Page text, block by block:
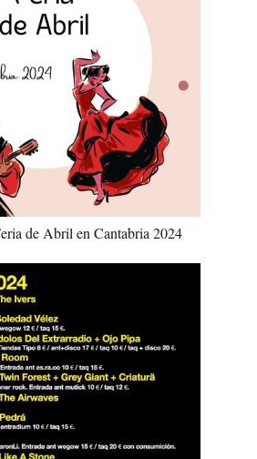
de Abril en Cantabria 2024